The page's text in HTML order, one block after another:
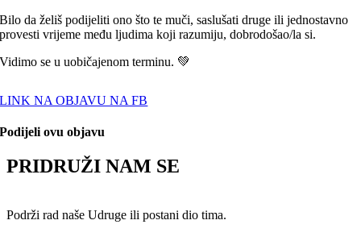
Bilo da želiš podijeliti ono što te muči, saslušati druge ili jednostavno
provesti vrijeme među ljudima koji razumiju, dobrodošao/la si.
Vidimo se u uobičajenom terminu. 💚
LINK NA OBJAVU NA FB
Podijeli ovu objavu
PRIDRUŽI NAM SE
Podrži rad naše Udruge ili postani dio tima.